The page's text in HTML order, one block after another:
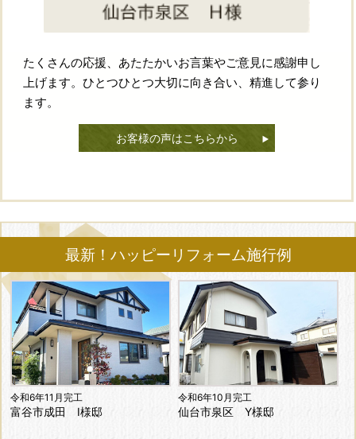
たくさんの応援、あたたかいお言葉やご意見に感謝申し
上げます。ひとつひとつ大切に向き合い、精進して参り
ます。
お客様の声はこちらから
最新！ハッピーリフォーム施行例
令和6年11月完工
富谷市成田 I様邸
令和6年10月完工
仙台市泉区 Y様邸